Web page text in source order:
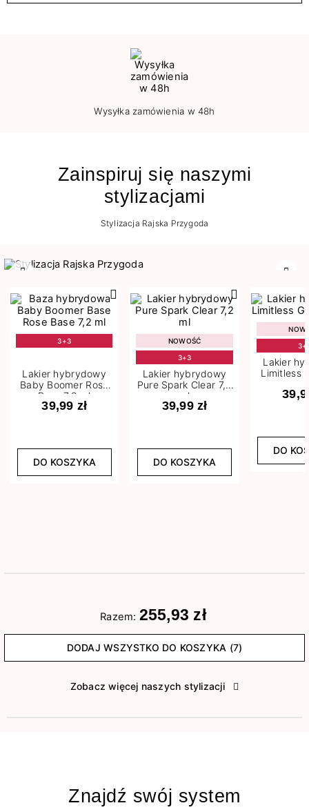
Wysyłka zamówienia w 48h
Zainspiruj się naszymi
stylizacjami
Stylizacja Rajska Przygoda
3+3
Lakier hybrydowy
Baby Boomer Rose
Base 7,2 ml
39,99 zł
DO KOSZYKA
NOWOŚĆ
3+3
Lakier hybrydowy
Pure Spark Clear 7,2
ml
39,99 zł
DO KOSZYKA
Lakier
Limitless
DO
Razem: 255,93 zł
DODAJ WSZYSTKO DO KOSZYKA (7)
Zobacz więcej naszych stylizacji
Znajdź swój system